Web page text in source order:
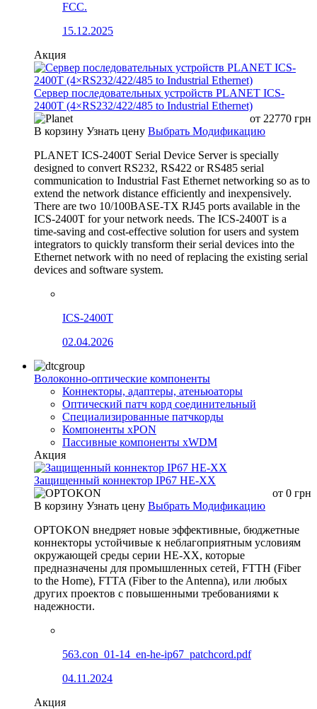
FCC.
15.12.2025
Акция
Сервер последовательных устройств PLANET ICS-
2400T (4×RS232/422/485 to Industrial Ethernet)
от 22770 грн
В корзину Узнать цену Выбрать Модификацию
PLANET ICS-2400T Serial Device Server is specially
designed to convert RS232, RS422 or RS485 serial
communication to Industrial Fast Ethernet networking so as to
extend the network distance efficiently and inexpensively.
There are two 10/100BASE-TX RJ45 ports available in the
ICS-2400T for your network needs. The ICS-2400T is a
time-saving and cost-effective solution for users and system
integrators to quickly transform their serial devices into the
Ethernet network with no need of replacing the existing serial
devices and software system.
ICS-2400T
02.04.2026
Волоконно-оптические компоненты
Коннекторы, адаптеры, атеньюаторы
Оптический патч корд соединительный
Специализированные патчкорды
Компоненты xPON
Пассивные компоненты xWDM
Акция
Защищенный коннектор IP67 HE-XX
от 0 грн
В корзину Узнать цену Выбрать Модификацию
OPTOKON внедряет новые эффективные, бюджетные
коннекторы устойчивые к неблагоприятным условиям
окружающей среды серии HE-XX, которые
предназначены для промышленных сетей, FTTH (Fiber
to the Home), FTTA (Fiber to the Antenna), или любых
других проектов с повышенными требованиями к
надежности.
563.con_01-14_en-he-ip67_patchcord.pdf
04.11.2024
Акция